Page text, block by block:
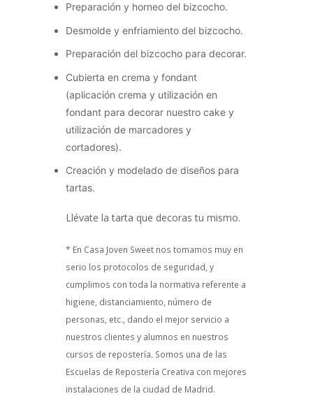
Preparación y horneo del bizcocho.
Desmolde y enfriamiento del bizcocho.
Preparación del bizcocho para decorar.
Cubierta en crema y fondant
(aplicación crema y utilización en
fondant para decorar nuestro cake y
utilización de marcadores y
cortadores).
Creación y modelado de diseños para
tartas.
Llévate la tarta que decoras tu mismo.
* En Casa Joven Sweet nos tomamos muy en
serio los protocolos de seguridad, y
cumplimos con toda la normativa referente a
higiene, distanciamiento, número de
personas, etc., dando el mejor servicio a
nuestros clientes y alumnos en nuestros
cursos de repostería. Somos una de las
Escuelas de Repostería Creativa con mejores
instalaciones de la ciudad de Madrid.